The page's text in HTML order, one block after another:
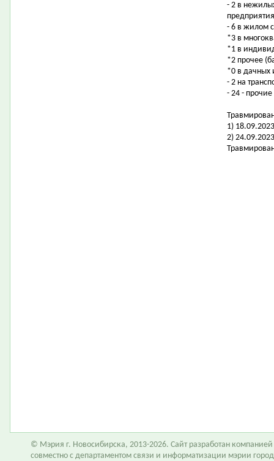
- 2 в
- 6 в жилом
*3 в
*1 в
*2 прочее
*0 в дачных
- 2 на
- 24 - прочие
1)
2)
© Мэрия г. Новосибирска, 2013-2026. Сайт разработан компанией
совместно с департаментом связи и информатизации мэрии